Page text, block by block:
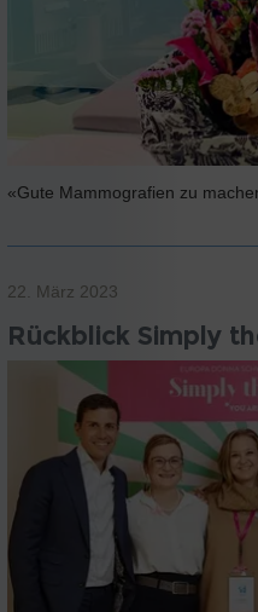
«Gute Mammografien zu
22. März 2023
Rückblick Simply